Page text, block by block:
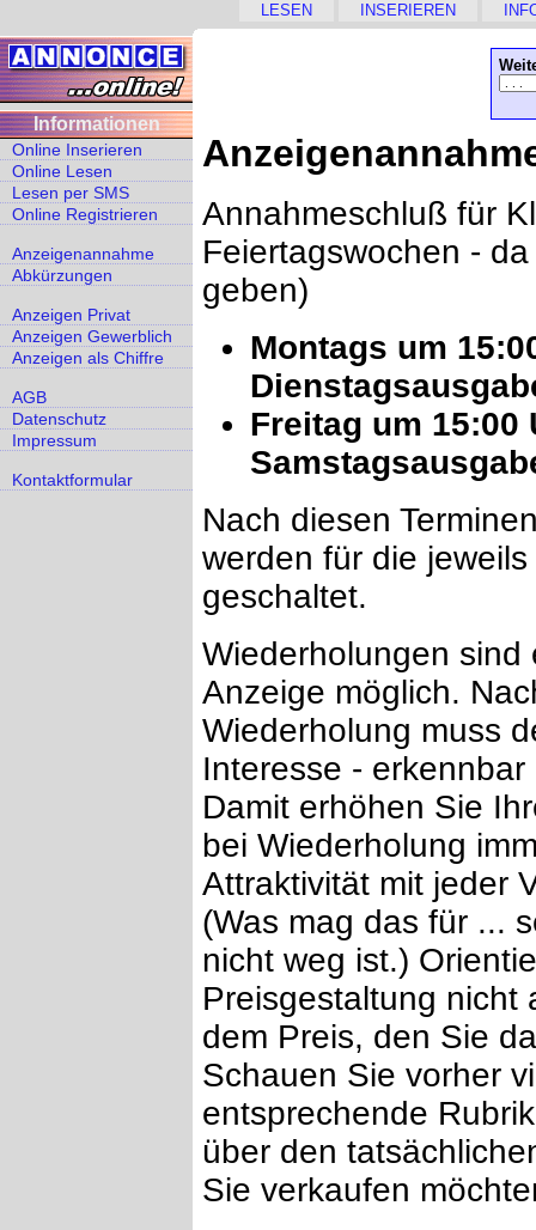
LESEN INSERIEREN
Informationen
Online Inserieren
Online Lesen
Lesen per SMS
Online Registrieren
Anzeigenannahme
Abkürzungen
Anzeigen Privat
Anzeigen Gewerblich
Anzeigen als Chiffre
AGB
Datenschutz
Impressum
Kontaktformular
Annahmeschluß für
Feiertagswochen -
geben)
Montags um
Freitag um 15:00
Nach diesen
werden für die
geschaltet.
Wiederholungen sind
Anzeige möglich.
Wiederholung muss
Interesse -
Damit erhöhen Sie
bei Wiederholung
Attraktivität mit jeder
(Was mag das für ...
nicht weg ist.)
Preisgestaltung nicht
dem Preis, den Sie
Schauen Sie vorher
entsprechende
über den
Sie verkaufen